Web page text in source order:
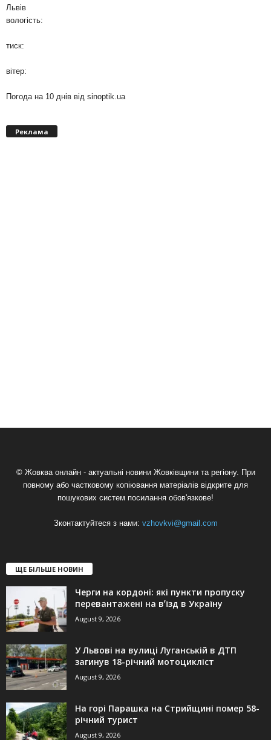
Львів
вологість:
тиск:
вітер:
Погода на 10 днів від sinoptik.ua
Реклама
© Жовква онлайн - актуальні новини Жовківщини та регіону. При
повному або частковому копіювання матеріалів відкрите для
пошукових систем посилання обов'язкове!
Зконтактуйтеся з нами: vzhovkvi@gmail.com
ЩЕ БІЛЬШЕ НОВИН
Черги на кордоні: які пункти пропуску
перевантажені на вʼїзд в Україну
August 9, 2026
У Львові на вулиці Луганській в ДТП
загинув 18-річний мотоцикліст
August 9, 2026
На горі Парашка на Стрийщині помер 58-
річний турист
August 9, 2026